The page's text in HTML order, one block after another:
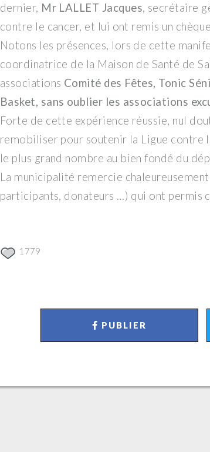
dernier, Mr LALLET Jacques, secrétaire
contre le cancer, et lui ont remis un
Notons les présences, lors de cette
coordinatrice de la Maison de Santé de
associations Comité des Fêtes, Tonic
Basket, sans oublier les associations
Forte de cette expérience réussie, nul
remobiliser pour soutenir la Ligue contre
le plus grand nombre au bien fondé du
La municipalité remercie
participants, donateurs …) qui ont
1779
PUBLIER